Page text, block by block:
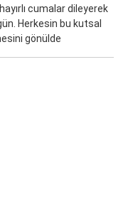
cumalar dileyerek
Herkesin bu kutsal
gönülde